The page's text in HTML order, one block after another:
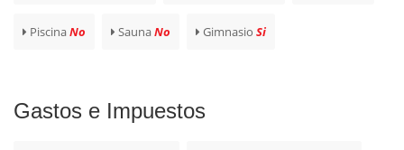
PiscinaNo SaunaNo Gimnasio Si
Gastos e Impuestos